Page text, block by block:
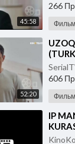
45:58
266
52:20
606
⁣IP